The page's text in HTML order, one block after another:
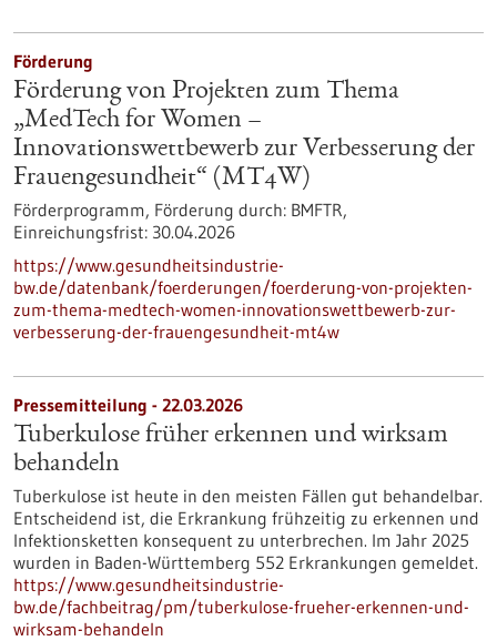
Förderung
Förderung von Projekten zum Thema
„MedTech for Women –
Innovationswettbewerb zur Verbesserung der
Frauengesundheit“ (MT4W)
Förderprogramm, Förderung durch: BMFTR,
Einreichungsfrist: 30.04.2026
https://www.gesundheitsindustrie-
bw.de/datenbank/foerderungen/foerderung-von-projekten-
zum-thema-medtech-women-innovationswettbewerb-zur-
verbesserung-der-frauengesundheit-mt4w
Pressemitteilung - 22.03.2026
Tuberkulose früher erkennen und wirksam
behandeln
Tuberkulose ist heute in den meisten Fällen gut behandelbar.
Entscheidend ist, die Erkrankung frühzeitig zu erkennen und
Infektionsketten konsequent zu unterbrechen. Im Jahr 2025
wurden in Baden-Württemberg 552 Erkrankungen gemeldet.
https://www.gesundheitsindustrie-
bw.de/fachbeitrag/pm/tuberkulose-frueher-erkennen-und-
wirksam-behandeln